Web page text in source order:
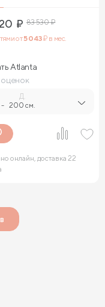
₽ 83 530₽
от5 043₽ в мес.
Atlanta
оценок
-
Д.
200 см.
онлайн, доставка 22